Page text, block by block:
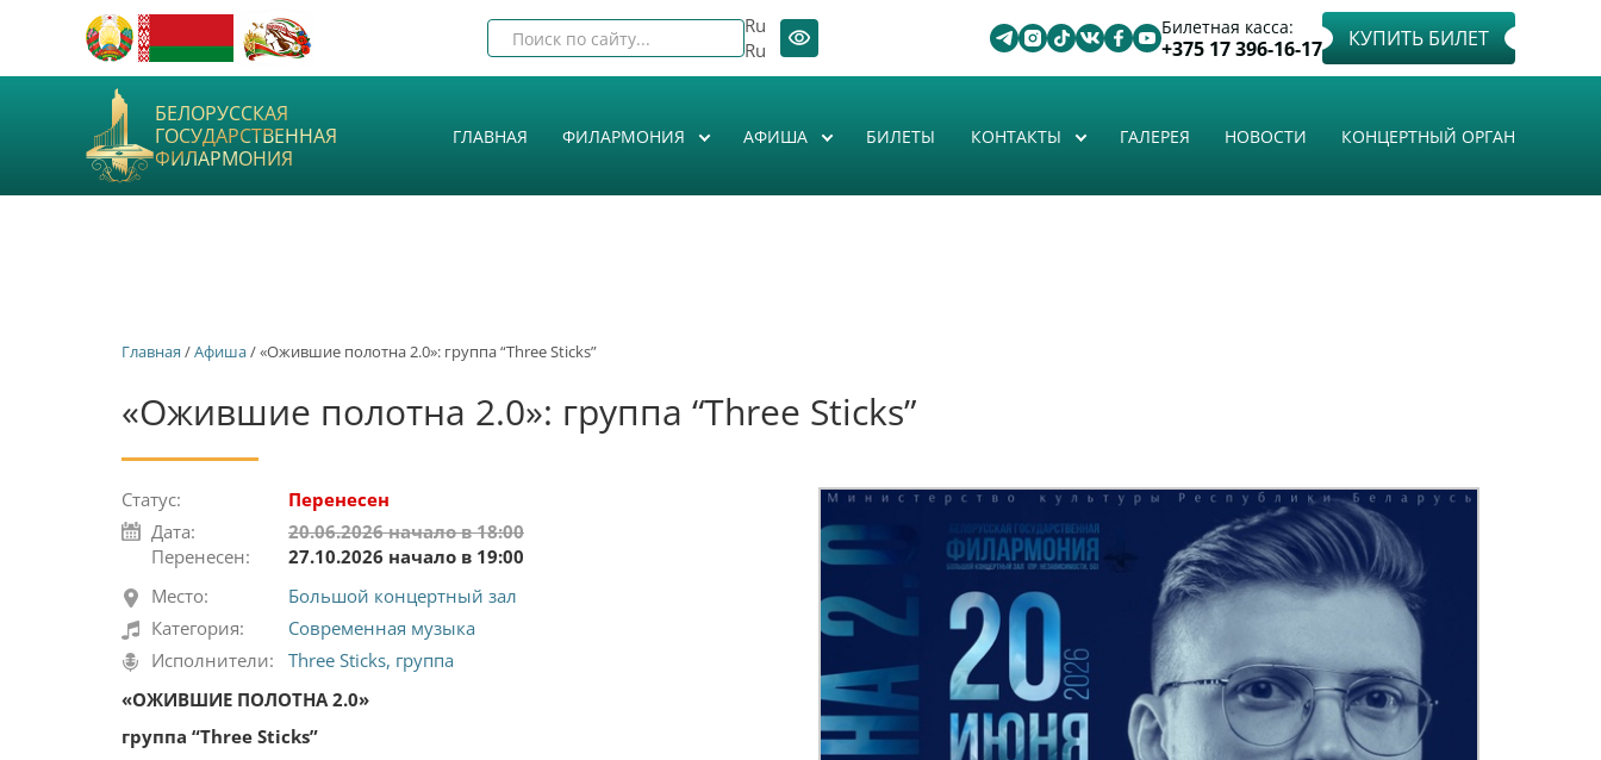
Билетная касса:
+375 17 396-16-17 КУПИТЬ БИЛЕТ
Ru
Ru
БЕЛОРУССКАЯ
ГОСУДАРСТВЕННАЯ
ФИЛАРМОНИЯ
ГЛАВНАЯ ФИЛАРМОНИЯ АФИША БИЛЕТЫ КОНТАКТЫ ГАЛЕРЕЯ НОВОСТИ КОНЦЕРТНЫЙ ОРГАН
Главная /Афиша/ «Ожившие полотна 2.0»: группа “Three Sticks”
«Ожившие полотна 2.0»: группа “Three Sticks”
Статус:
Перенесен
Дата:
20.06.2026 начало в 18:00
Перенесен:
27.10.2026 начало в 19:00
Место:
Большой концертный зал
Категория:
Современная музыка
Исполнители:
Three Sticks, группа
«ОЖИВШИЕ ПОЛОТНА 2.0»
группа “Three Sticks”